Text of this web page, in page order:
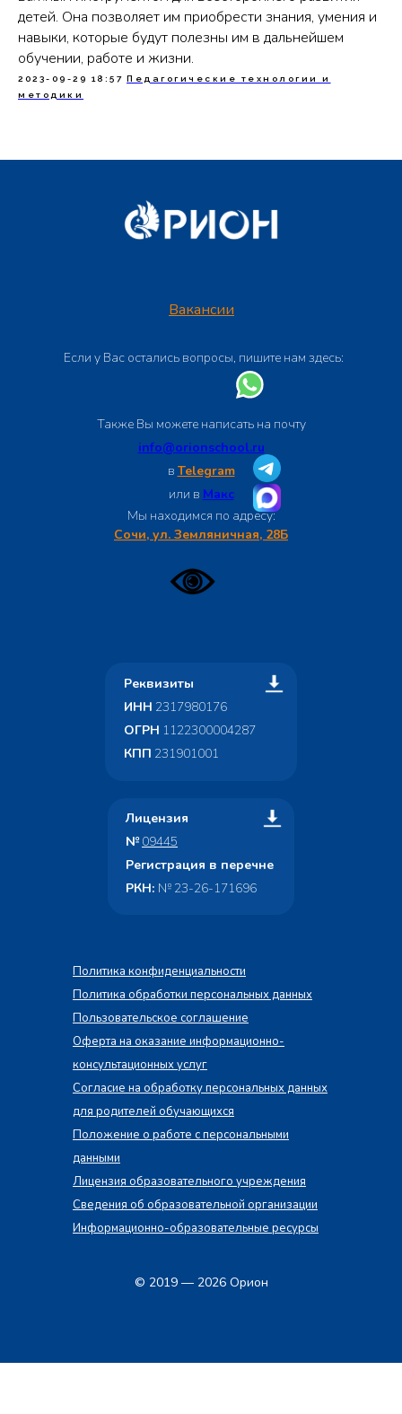
детей. Она позволяет им приобрести знания, умения и
навыки, которые будут полезны им в дальнейшем
обучении, работе и жизни.
2023-09-29 18:57 Педагогические технологии и
методики
Вакансии
© 2019 — 2026 Орион
Если у Вас остались вопросы, пишите нам здесь:
Политика конфиденциальности
Политика обработки персональных данных
Пользовательское соглашение
Оферта на оказание информационно-
консультационных услуг
Согласие на обработку персональных данных
для родителей обучающихся
Положение о работе с персональными
данными
Лицензия образовательного учреждения
Сведения об образовательной организации
Информационно-образовательные ресурсы
Мы находимся по адресу:
Сочи, ул. Земляничная, 28Б
Также Вы можете написать на почту
info@orionschool.ru
в Telegram
или в Макс
Реквизиты
ИНН 2317980176
ОГРН 1122300004287
КПП 231901001
Лицензия
№ 09445
Регистрация в перечне
РКН: № 23-26-171696